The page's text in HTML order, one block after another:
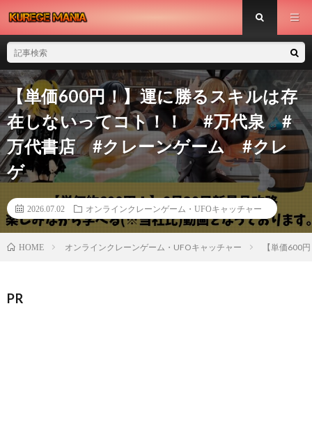
【単価600円！】運に勝るスキルは存
在しないってコト！！ #万代泉 #
万代書店 #クレーンゲーム #クレ
ゲ
2026.07.02 オンラインクレーンゲーム・UFOキャッチャー
HOME オンラインクレーンゲーム・UFOキャッチャー 【単価600
PR